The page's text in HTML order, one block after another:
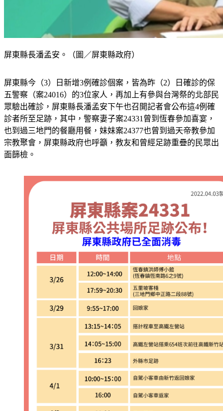
屏東縣今（3）日新增3例確診個案，皆為昨（2）日確診的保
五警察（案24016）的3位家人，再加上有參與台灣祭的北部民
眾驗出確診，屏東縣長潘孟安下午也召開記者會公布這4例確
診者所至足跡，其中，警察妻子案24331曾到恆春參加喜宴，
也到過三地門的餐廳用餐，妹妹案24377也曾到過天帝教參加
宗教聚會，屏東縣政府也呼籲，教友和曾經足跡重疊的民眾出